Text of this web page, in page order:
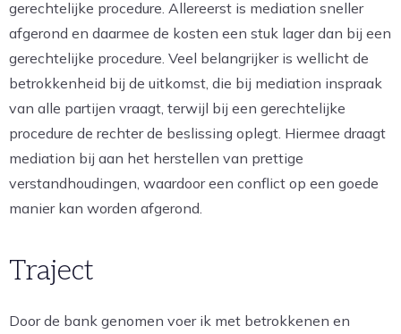
gerechtelijke procedure. Allereerst is mediation sneller
afgerond en daarmee de kosten een stuk lager dan bij een
gerechtelijke procedure. Veel belangrijker is wellicht de
betrokkenheid bij de uitkomst, die bij mediation inspraak
van alle partijen vraagt, terwijl bij een gerechtelijke
procedure de rechter de beslissing oplegt. Hiermee draagt
mediation bij aan het herstellen van prettige
verstandhoudingen, waardoor een conflict op een goede
manier kan worden afgerond.
Traject
Door de bank genomen voer ik met betrokkenen en